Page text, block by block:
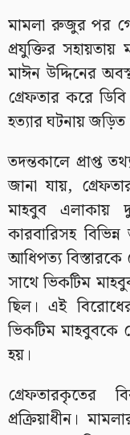
মামলা রুজুর পর
প্রযুক্তির
মাঈন উদ্দিনের
গ্রেফতার করে
হত্যার ঘটনায়
তদন্তকালে প্রাপ্ত
জানা যায়,
মাহবুব এলাকায়
কারবারিসহ
আধিপত্য বিস্তারকে
সাথে ভিকটিম
ছিল। এই
ভিকটিম মাহবুবকে
হয়।
গ্রেফতারকৃতের
প্রক্রিয়াধীন।